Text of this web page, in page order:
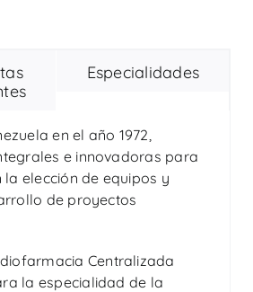
Especialidades
en el año 1972,
e innovadoras para
elección de equipos y
de proyectos
Centralizada
la especialidad de la